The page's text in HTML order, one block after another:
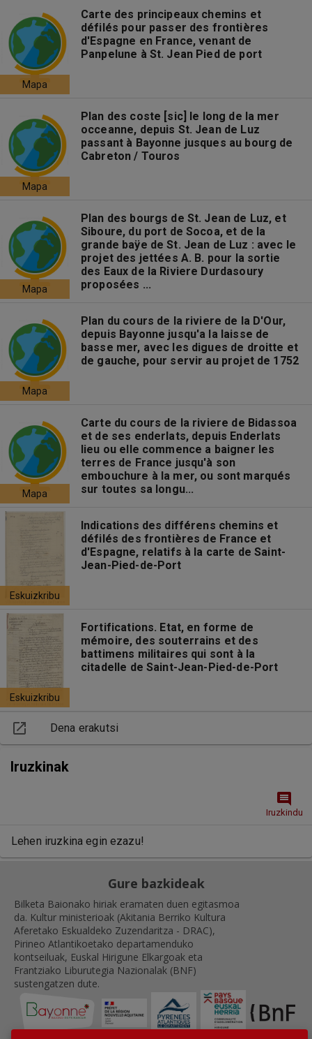
Mapa
Carte des principeaux chemins et
défilés pour passer des frontières
d'Espagne en France, venant de
Panpelune à St. Jean Pied de port
Mapa
Plan des coste [sic] le long de la mer
occeanne, depuis St. Jean de Luz
passant à Bayonne jusques au bourg de
Cabreton / Touros
Mapa
Plan des bourgs de St. Jean de Luz, et
Siboure, du port de Socoa, et de la
grande baÿe de St. Jean de Luz : avec le
projet des jettées A. B. pour la sortie
des Eaux de la Riviere Durdasoury
proposées ...
Mapa
Plan du cours de la riviere de la D'Our,
depuis Bayonne jusqu'a la laisse de
basse mer, avec les digues de droitte et
de gauche, pour servir au projet de 1752
Mapa
Carte du cours de la riviere de Bidassoa
et de ses enderlats, depuis Enderlats
lieu ou elle commence a baigner les
terres de France jusqu'à son
embouchure à la mer, ou sont marqués
sur toutes sa longu...
Eskuizkribu
Indications des différens chemins et
défilés des frontières de France et
d'Espagne, relatifs à la carte de Saint-
Jean-Pied-de-Port
Eskuizkribu
Fortifications. Etat, en forme de
mémoire, des souterrains et des
battimens militaires qui sont à la
citadelle de Saint-Jean-Pied-de-Port
open_in_new Dena erakutsi
Iruzkinak
comment
Iruzkindu
Lehen iruzkina egin ezazu!
Gure bazkideak
Bilketa Baionako hiriak eramaten duen egitasmoa
da. Kultur ministerioak (Akitania Berriko Kultura
Aferetako Eskualdeko Zuzendaritza - DRAC),
Pirineo Atlantikoetako departamenduko
kontseiluak, Euskal Hirigune Elkargoak eta
Frantziako Liburutegia Nazionalak (BNF)
sustengatzen dute.